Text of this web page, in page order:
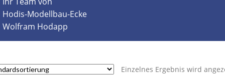
Hodis-Modellbau-Ecke
Wolfram Hodapp
Einzelnes Ergebnis wird